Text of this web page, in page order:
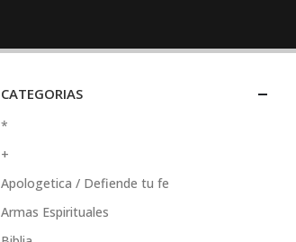
CATEGORIAS
*
+
Apologetica / Defiende tu fe
Armas Espirituales